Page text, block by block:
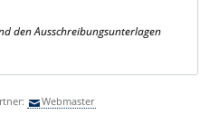
den Ausschreibungsunterlagen
Webmaster